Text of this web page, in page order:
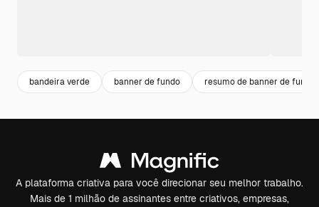
bandeira verde banner de fundo resumo de banner de fundo
A plataforma criativa para você direcionar seu melhor trabalho.
Mais de 1 milhão de assinantes entre criativos, empresas,